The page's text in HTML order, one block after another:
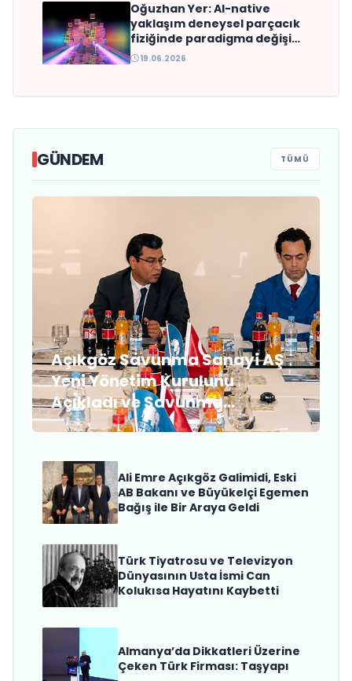
Oğuzhan Yer: AI-native
yaklaşım deneysel parçacık
fiziğinde paradigma değişimi
yaratabilir
19.06.2026
GÜNDEM TÜMÜ
Açıkgöz Savunma Sanayi AŞ
Yeni Yönetim Kurulunu
Açıkladı ve Savunma
Sanayinde Küresel Vizyon
Ali Emre Açıkgöz Galimidi, Eski
AB Bakanı ve Büyükelçi Egemen
Bağış ile Bir Araya Geldi
Türk Tiyatrosu ve Televizyon
Dünyasının Usta İsmi Can
Kolukısa Hayatını Kaybetti
Almanya’da Dikkatleri Üzerine
Çeken Türk Firması: Taşyapı